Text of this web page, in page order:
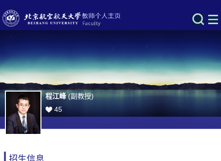
程江峰(副教授)
45